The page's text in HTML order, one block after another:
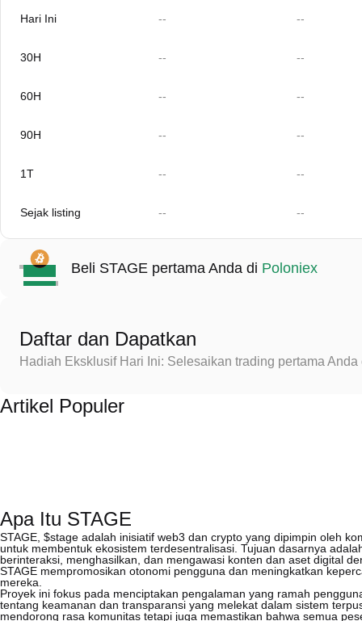
Hari Ini -- --
30H -- --
60H -- --
90H -- --
1T -- --
Sejak listing -- --
Beli STAGE pertama Anda di Poloniex
Daftar dan Dapatkan
Hadiah Eksklusif Hari Ini: Selesaikan trading pertama
Artikel Populer
Apa Itu STAGE
STAGE, $stage adalah inisiatif web3 dan crypto yang dipimpin oleh
untuk membentuk ekosistem terdesentralisasi. Tujuan dasarnya
berinteraksi, menghasilkan, dan mengawasi konten dan aset digital
STAGE mempromosikan otonomi pengguna dan meningkatkan
mereka.
Proyek ini fokus pada menciptakan pengalaman yang ramah
tentang keamanan dan transparansi yang melekat dalam sistem
mendorong rasa komunitas tetapi juga memastikan bahwa semua